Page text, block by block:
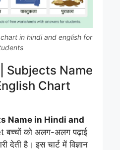
in hindi and english for
| Subjects Name
Chart
Name in Hindi and
बच्चों को अलग-अलग पढ़ाई
देती है। इस चार्ट में विज्ञान